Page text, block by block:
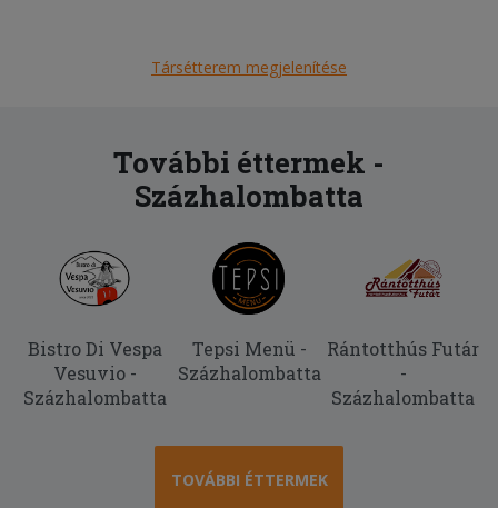
Társétterem megjelenítése
További éttermek -
Százhalombatta
Bistro Di Vespa
Vesuvio -
Százhalombatta
Tepsi Menü -
Százhalombatta
Rántotthús Futár
-
Százhalombatta
TOVÁBBI ÉTTERMEK